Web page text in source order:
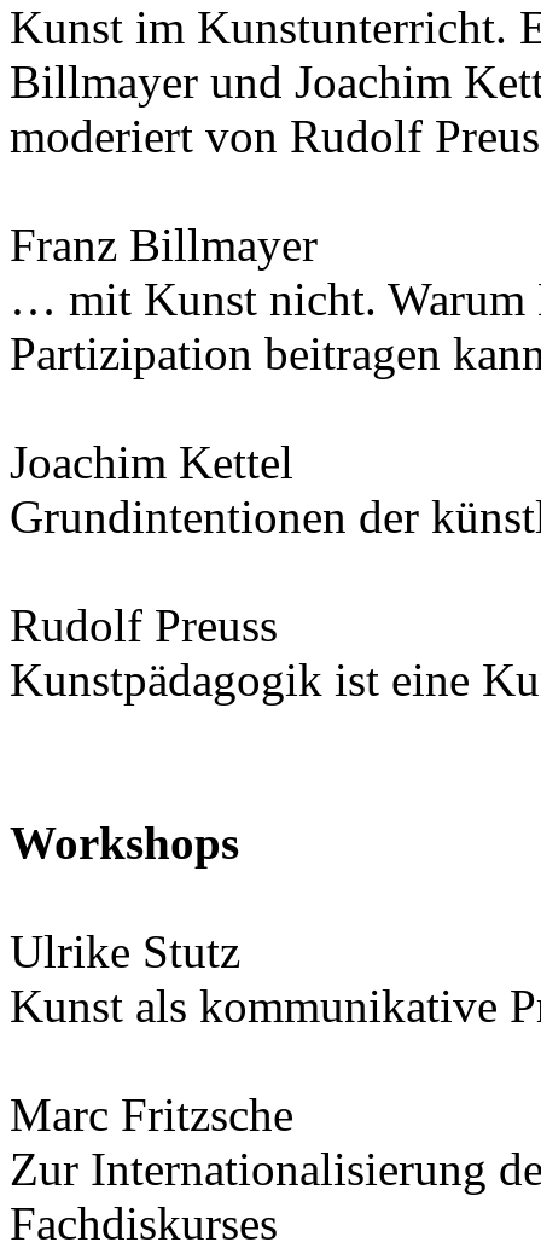
Kunst im Kunstunterricht.
Billmayer und Joachim
moderiert von Rudolf
Franz Billmayer
… mit Kunst nicht. Warum
Partizipation beitragen
Joachim Kettel
Grundintentionen der
Rudolf Preuss
Kunstpädagogik ist eine
Workshops
Ulrike Stutz
Kunst als kommunikative
Marc Fritzsche
Zur Internationalisierung
Fachdiskurses